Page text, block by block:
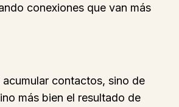
conexiones que van más
contactos, sino de
más bien el resultado de